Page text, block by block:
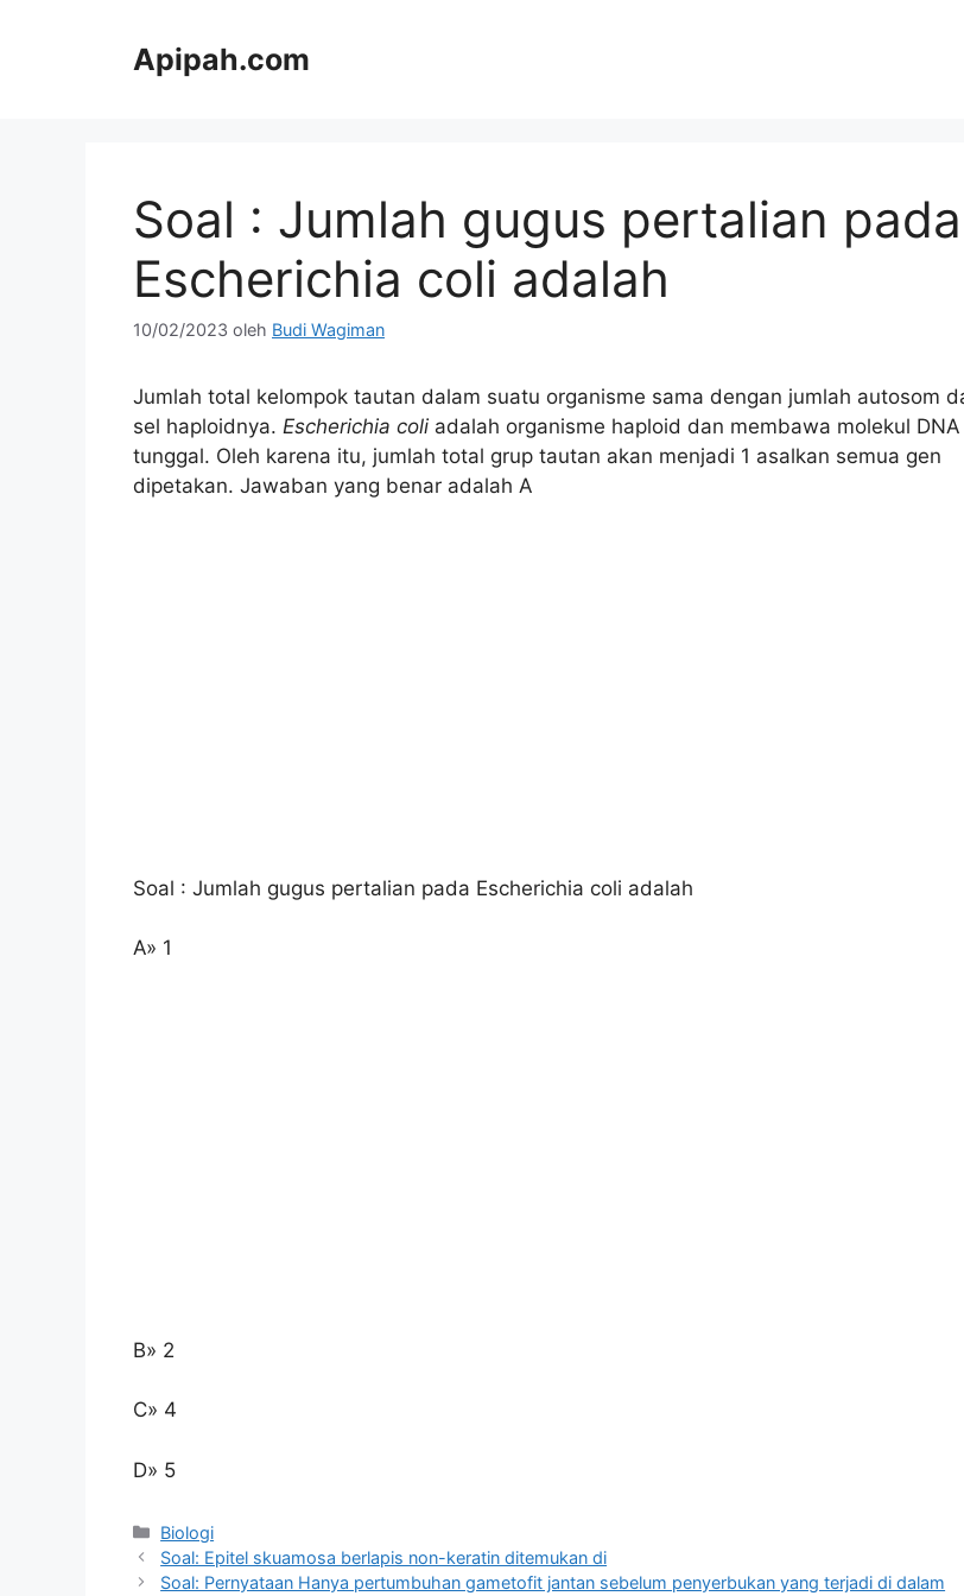
Apipah.com
Soal : Jumlah gugus pertalian pada
Escherichia coli adalah
10/02/2023 oleh Budi Wagiman
Jumlah total kelompok tautan dalam suatu organisme sama dengan jumlah autosom
sel haploidnya. Escherichia coli adalah organisme haploid dan membawa molekul DNA
tunggal. Oleh karena itu, jumlah total grup tautan akan menjadi 1 asalkan semua gen
dipetakan. Jawaban yang benar adalah A
Soal : Jumlah gugus pertalian pada Escherichia coli adalah
A» 1
B» 2
C» 4
D» 5
Kategori
Biologi
Soal: Epitel skuamosa berlapis non-keratin ditemukan di
Soal: Pernyataan Hanya pertumbuhan gametofit jantan sebelum penyerbukan yang terjadi di dalam